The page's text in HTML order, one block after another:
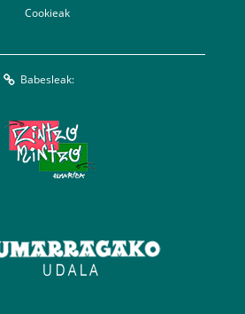
Cookieak
Babesleak: